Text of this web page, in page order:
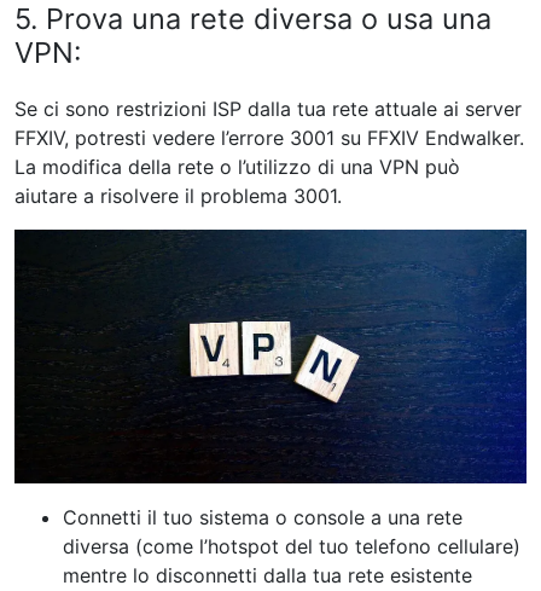
5. Prova una rete diversa o usa una
VPN:
Se ci sono restrizioni ISP dalla tua rete attuale ai server
FFXIV, potresti vedere l’errore 3001 su FFXIV Endwalker.
La modifica della rete o l’utilizzo di una VPN può
aiutare a risolvere il problema 3001.
Connetti il ​​tuo sistema o console a una rete
diversa (come l’hotspot del tuo telefono cellulare)
mentre lo disconnetti dalla tua rete esistente